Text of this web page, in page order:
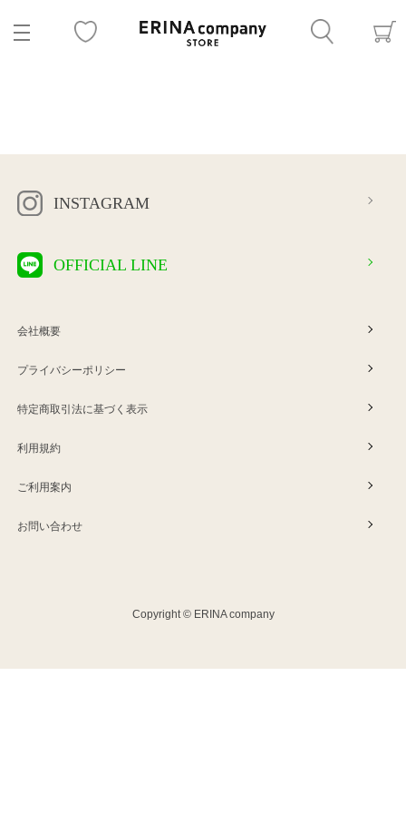
INSTAGRAM
OFFICIAL LINE
会社概要
プライバシーポリシー
特定商取引法に基づく表示
利用規約
ご利用案内
お問い合わせ
Copyright © ERINA company